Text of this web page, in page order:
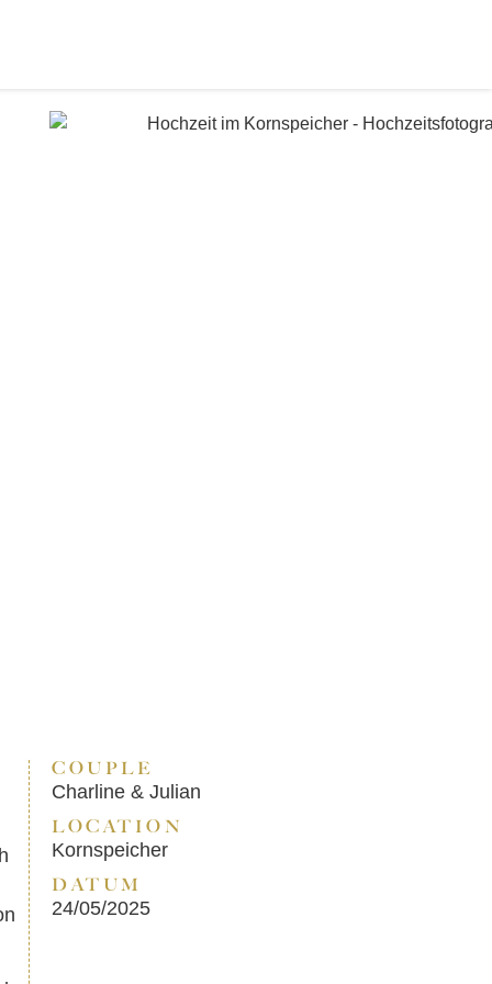
COUPLE
Charline & Julian
LOCATION
Kornspeicher
DATUM
24/05/2025